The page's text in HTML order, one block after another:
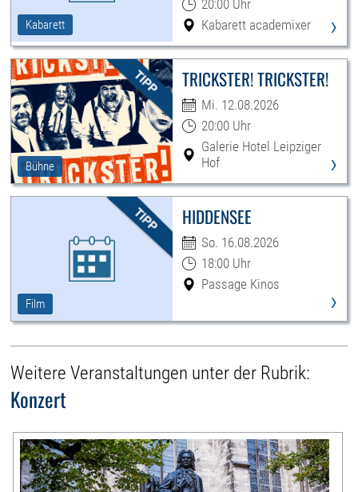
Kabarett
20:00 Uhr
Kabarett academixer
›
Bühne
TRICKSTER! TRICKSTER!
Mi. 12.08.2026
20:00 Uhr
Galerie Hotel Leipziger
Hof
›
Film
HIDDENSEE
So. 16.08.2026
18:00 Uhr
Passage Kinos
›
Weitere Veranstaltungen unter der Rubrik:
Konzert